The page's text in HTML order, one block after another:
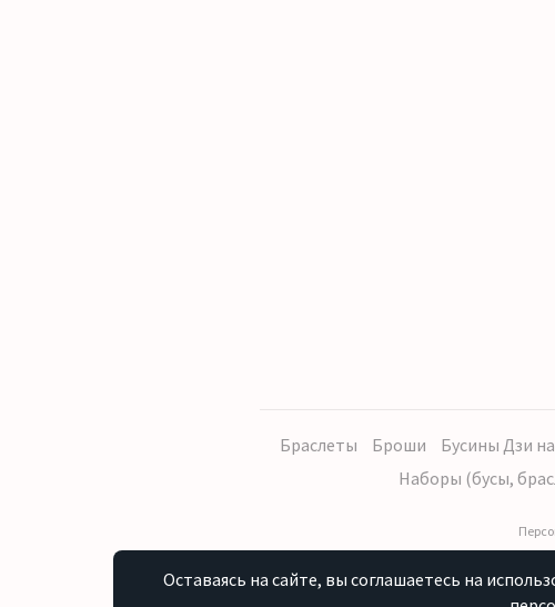
Браслеты Броши Бусины Дзи
Наборы (бусы,
Оставаясь на сайте, вы соглашаетесь на